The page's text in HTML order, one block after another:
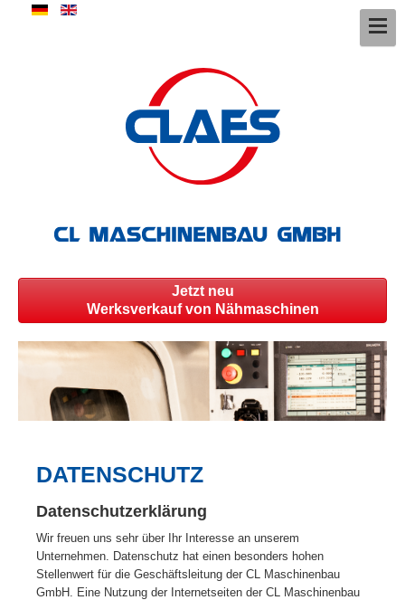
Jetzt neu
Werksverkauf von Nähmaschinen
DATENSCHUTZ
Datenschutzerklärung
Wir freuen uns sehr über Ihr Interesse an unserem
Unternehmen. Datenschutz hat einen besonders hohen
Stellenwert für die Geschäftsleitung der CL Maschinenbau
GmbH. Eine Nutzung der Internetseiten der CL Maschinenbau